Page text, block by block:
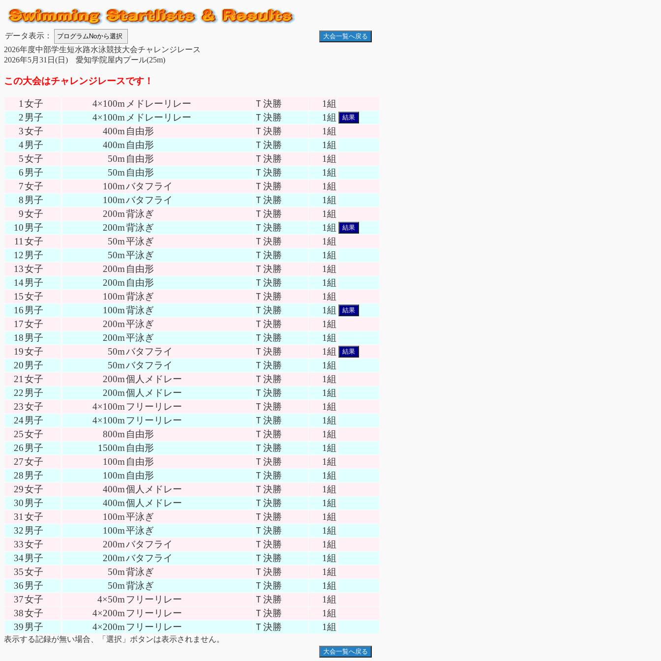
データ表示： 大会一覧へ戻る
2026年度中部学生短水路水泳競技大会チャレンジレース
2026年5月31日(日) 愛知学院屋内プール(25m)
この大会はチャレンジレースです！
1女子 4×100mメドレーリレー Ｔ決勝
1組
2男子 4×100mメドレーリレー Ｔ決勝 1組 結果
3女子 400m自由形 Ｔ決勝
1組
4男子 400m自由形 Ｔ決勝
1組
5女子 50m自由形 Ｔ決勝
1組
6男子 50m自由形 Ｔ決勝
1組
7女子 100mバタフライ Ｔ決勝
1組
8男子 100mバタフライ Ｔ決勝
1組
9女子 200m背泳ぎ Ｔ決勝
1組
10男子 200m背泳ぎ Ｔ決勝 1組 結果
11女子 50m平泳ぎ Ｔ決勝
1組
12男子 50m平泳ぎ Ｔ決勝
1組
13女子 200m自由形 Ｔ決勝
1組
14男子 200m自由形 Ｔ決勝
1組
15女子 100m背泳ぎ Ｔ決勝
1組
16男子 100m背泳ぎ Ｔ決勝 1組 結果
17女子 200m平泳ぎ Ｔ決勝
1組
18男子 200m平泳ぎ Ｔ決勝
1組
19女子 50mバタフライ Ｔ決勝 1組 結果
20男子 50mバタフライ Ｔ決勝
1組
21女子 200m個人メドレー Ｔ決勝
1組
22男子 200m個人メドレー Ｔ決勝
1組
23女子 4×100mフリーリレー Ｔ決勝
1組
24男子 4×100mフリーリレー Ｔ決勝
1組
25女子 800m自由形 Ｔ決勝
1組
26男子 1500m自由形 Ｔ決勝
1組
27女子 100m自由形 Ｔ決勝
1組
28男子 100m自由形 Ｔ決勝
1組
29女子 400m個人メドレー Ｔ決勝
1組
30男子 400m個人メドレー Ｔ決勝
1組
31女子 100m平泳ぎ Ｔ決勝
1組
32男子 100m平泳ぎ Ｔ決勝
1組
33女子 200mバタフライ Ｔ決勝
1組
34男子 200mバタフライ Ｔ決勝
1組
35女子 50m背泳ぎ Ｔ決勝
1組
36男子 50m背泳ぎ Ｔ決勝
1組
37女子 4×50mフリーリレー Ｔ決勝
1組
38女子 4×200mフリーリレー Ｔ決勝
1組
39男子 4×200mフリーリレー Ｔ決勝 1組
表示する記録が無い場合、「選択」ボタンは表示されません。
大会一覧へ戻る